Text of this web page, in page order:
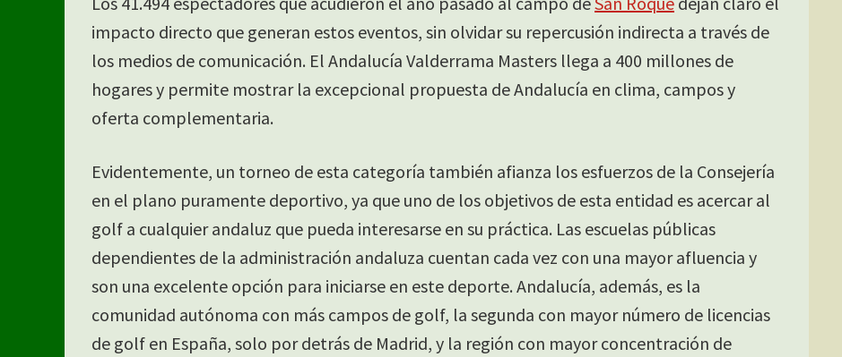
impacto directo que generan estos eventos, sin olvidar su repercusión indirecta a través de
los medios de comunicación. El Andalucía Valderrama Masters llega a 400 millones de
hogares y permite mostrar la excepcional propuesta de Andalucía en clima, campos y
oferta complementaria.
Evidentemente, un torneo de esta categoría también afianza los esfuerzos de la Consejería
en el plano puramente deportivo, ya que uno de los objetivos de esta entidad es acercar al
golf a cualquier andaluz que pueda interesarse en su práctica. Las escuelas públicas
dependientes de la administración andaluza cuentan cada vez con una mayor afluencia y
son una excelente opción para iniciarse en este deporte. Andalucía, además, es la
comunidad autónoma con más campos de golf, la segunda con mayor número de licencias
de golf en España, solo por detrás de Madrid, y la región con mayor concentración de